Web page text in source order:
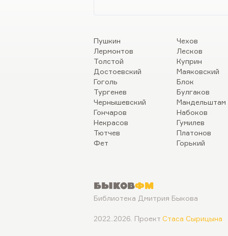
Пушкин
Лермонтов
Толстой
Достоевский
Гоголь
Тургенев
Чернышевский
Гончаров
Некрасов
Тютчев
Фет
Чехов
Лесков
Куприн
Маяковский
Блок
Булгаков
Мандельштам
Набоков
Гумилев
Платонов
Горький
БыковФМ
Библиотека Дмитрия Быкова
2022..2026. Проект Стаса Сырицына